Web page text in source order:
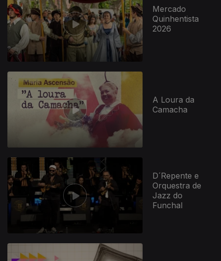
Mercado
Quinhentista
2026
A Loura da
Camacha
D´Repente e
Orquestra de
Jazz do
Funchal